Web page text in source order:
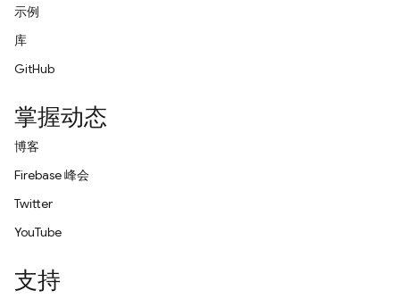
示例
库
GitHub
掌握动态
博客
Firebase 峰会
Twitter
YouTube
支持